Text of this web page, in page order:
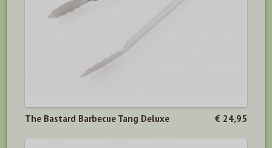
The Bastard Barbecue Tang Deluxe € 24,95